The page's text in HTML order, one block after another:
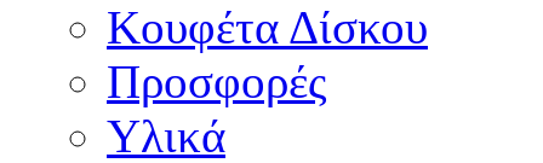
Κουφέτα Δίσκου
Προσφορές
Υλικά